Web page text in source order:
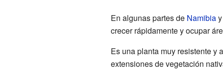
En algunas partes de Namibiay
crecer rápidamente y ocupar
Es una planta muy resistente y
extensiones de vegetación